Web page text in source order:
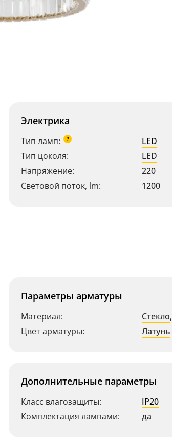
Электрика
Тип ламп: ?
LED
Тип цоколя:
LED
Напряжение:
220
Световой поток, lm:
1200
Параметры арматуры
Материал: Стекло,
Цвет арматуры:
Латунь
Дополнительные параметры
Класс влагозащиты:
IP20
Комплектация лампами:
да